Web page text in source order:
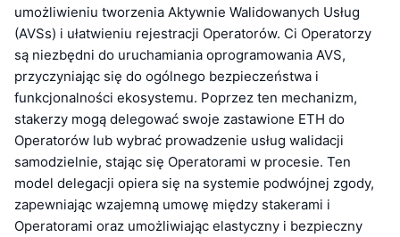
umożliwieniu tworzenia Aktywnie Walidowanych Usług
(AVSs) i ułatwieniu rejestracji Operatorów. Ci Operatorzy
są niezbędni do uruchamiania oprogramowania AVS,
przyczyniając się do ogólnego bezpieczeństwa i
funkcjonalności ekosystemu. Poprzez ten mechanizm,
stakerzy mogą delegować swoje zastawione ETH do
Operatorów lub wybrać prowadzenie usług walidacji
samodzielnie, stając się Operatorami w procesie. Ten
model delegacji opiera się na systemie podwójnej zgody,
zapewniając wzajemną umowę między stakerami i
Operatorami oraz umożliwiając elastyczny i bezpieczny